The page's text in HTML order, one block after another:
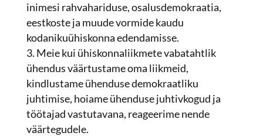
inimesi rahvahariduse, osalusdemokraatia,
eestkoste ja muude vormide kaudu
kodanikuühiskonna edendamisse.
Meie kui ühiskonnaliikmete vabatahtlik
ühendus väärtustame oma liikmeid,
kindlustame ühenduse demokraatliku
juhtimise, hoiame ühenduse juhtivkogud ja
töötajad vastutavana, reageerime nende
väärtegudele.